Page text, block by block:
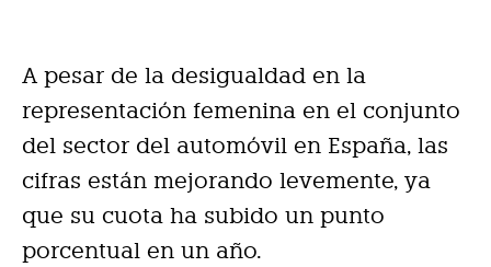
A pesar de la desigualdad en la
representación femenina en el conjunto
del sector del automóvil en España, las
cifras están mejorando levemente, ya
que su cuota ha subido un punto
porcentual en un año.